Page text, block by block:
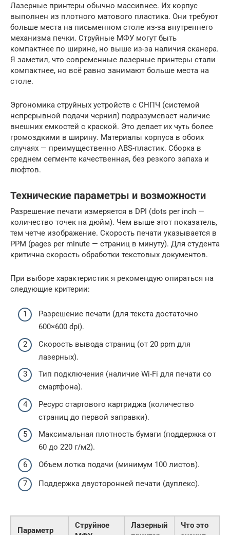
Лазерные принтеры обычно массивнее. Их корпус
выполнен из плотного матового пластика. Они требуют
больше места на письменном столе из-за внутреннего
механизма печки. Струйные МФУ могут быть
компактнее по ширине, но выше из-за наличия сканера.
Я заметил, что современные лазерные принтеры стали
компактнее, но всё равно занимают больше места на
столе.
Эргономика струйных устройств с СНПЧ (системой
непрерывной подачи чернил) подразумевает наличие
внешних емкостей с краской. Это делает их чуть более
громоздкими в ширину. Материалы корпуса в обоих
случаях — преимущественно ABS-пластик. Сборка в
среднем сегменте качественная, без резкого запаха и
люфтов.
Технические параметры и возможности
Разрешение печати измеряется в DPI (dots per inch —
количество точек на дюйм). Чем выше этот показатель,
тем четче изображение. Скорость печати указывается в
PPM (pages per minute — страниц в минуту). Для студента
критична скорость обработки текстовых документов.
При выборе характеристик я рекомендую опираться на
следующие критерии:
Разрешение печати (для текста достаточно
600×600 dpi).
Скорость вывода страниц (от 20 ppm для
лазерных).
Тип подключения (наличие Wi-Fi для печати со
смартфона).
Ресурс стартового картриджа (количество
страниц до первой заправки).
Максимальная плотность бумаги (поддержка от
60 до 220 г/м2).
Объем лотка подачи (минимум 100 листов).
Поддержка двусторонней печати (дуплекс).
Параметр
Струйное
Лазерный
Что это